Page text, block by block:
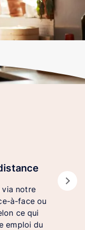
via notre
à-face ou
ce qui
emploi du